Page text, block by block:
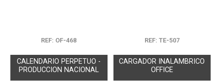
REF: OF-468
CALENDARIO PERPETUO -
PRODUCCION NACIONAL
REF: TE-507
CARGADOR INALAMBRICO
OFFICE